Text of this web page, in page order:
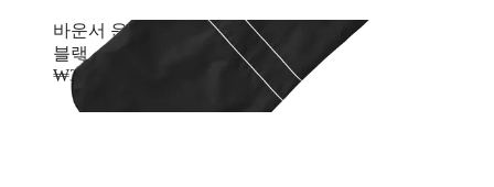
바운서 운반 가방
블랙
₩30,000